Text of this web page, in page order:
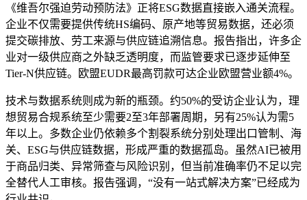
《维吾尔强迫劳动预防法》正将ESG数据直接嵌入通关流程。
企业不仅需要提供传统HS编码、原产地等贸易数据，还必须
提交碳排放、劳工来源与供应链追溯信息。报告指出，许多企
业对一级供应商之外缺乏透明度，而监管要求已逐步延伸至
Tier-N供应链。欧盟EUDR最高罚款可达企业欧盟营业额4%。
技术与数据系统则成为新的瓶颈。约50%的受访企业认为，理
想贸易合规系统至少需要2至3年部署周期，另有25%认为需5
年以上。多数企业仍依赖多个割裂系统分别处理出口管制、海
关、ESG与供应链数据，形成严重的数据孤岛。虽然AI已被用
于商品归类、异常筛查与风险识别，但当前准确率仍不足以完
全替代人工审核。报告强调，“没有一站式解决方案”已经成为